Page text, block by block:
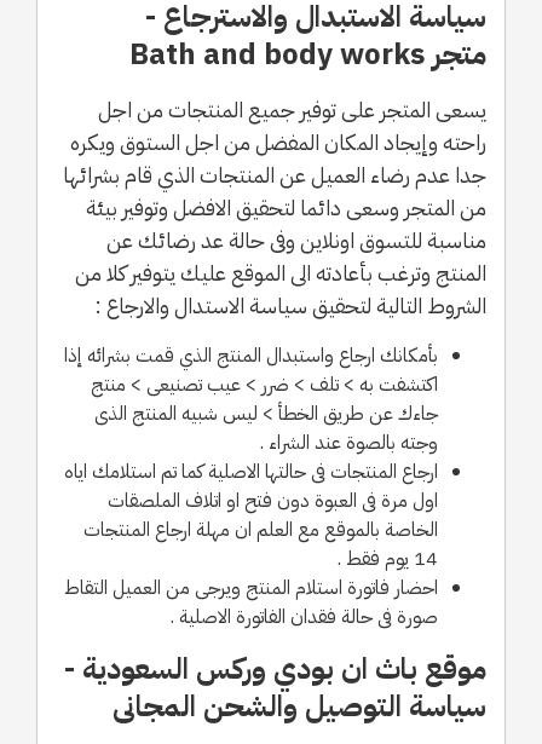
سياسة الاستبدال والاسترجاع -
متجر Bath and body works
يسعى المتجر على توفير جميع المنتجات من اجل
راحته وإيجاد المكان المفضل من اجل الستوق ويكره
جدا عدم رضاء العميل عن المنتجات الذي قام بشرائها
من المتجر وسعى دائما لتحقيق الافضل وتوفير بيئة
مناسبة للتسوق اونلاين وفى حالة عد رضائك عن
المنتج وترغب بأعادته الى الموقع عليك يتوفير كلا من
الشروط التالية لتحقيق سياسة الاستدال والارجاع :
بأمكانك ارجاع واستبدال المنتج الذي قمت بشرائه إذا
اكتشفت به > تلف > ضرر > عيب تصنيعى > منتج
جاءك عن طريق الخطأ > ليس شبيه المنتج الذى
وجته بالصوة عند الشراء .
ارجاع المنتجات فى حالتها الاصلية كما تم استلامك اياه
اول مرة فى العبوة دون فتح او اتلاف الملصقات
الخاصة بالموقع مع العلم ان مهلة ارجاع المنتجات
14 يوم فقط .
احضار فاتورة استلام المنتج ويرجى من العميل التقاط
صورة فى حالة فقدان الفاتورة الاصلية .
موقع باث ان بودي وركس السعودية -
سياسة التوصيل والشحن المجانى